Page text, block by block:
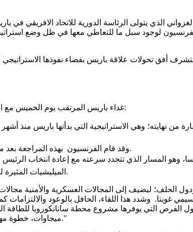
الذي يتولى الرئاسة الدورية للاتحاد الافريقي في
لوجود سبل ما للتعاطي معها في ظل وضع
غداء باريس المرتقب يوم الخميس مع الرئيس الدوري للاتحاد الإفريقي يأتي في خضم تحولات ذات علاقة من أهمها:
وقد قام الفرنسيون بهذه المراجعة بعد مغادرتهم القسرية لثلاثة من بلدان الساحل هي: بوركينا افاسو ومالي والنيجر.
الميليشيات المثيرة للجدل، وهو الفيلق الإفريقي الذي وصلت طلائعه ليبيا ووسط افريقيا والنيجر.
الحلف؛ ليضيف إلى المجالات العسكرية والأمنية
العقيد آسيمي غويتا. وشدد هذا اللقاء، الحافل بالوعود
ميجاوات، خطوة مهمة نحو تنويع مزيج الطاقة في مالي؛ وتقليل اعتمادها على الوقود الأحفوري."